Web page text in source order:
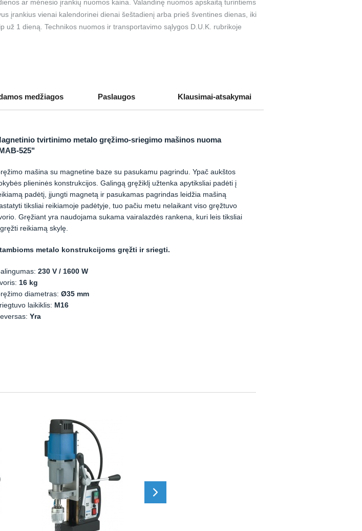
ar mėnesio įrankių nuomos kaina. Valandinę nuomos apskaitą turintiems
įrankius vienai kalendorinei dienai šeštadienį arba prieš šventines dienas, iki
1 dieną. Technikos nuomos ir transportavimo sąlygos D.U.K. rubrikoje
medžiagos Paslaugos Klausimai-atsakymai
tvirtinimo metalo gręžimo-sriegimo mašinos nuoma
525"
mašina su magnetine baze su pasukamu pagrindu. Ypač aukštos
plieninės konstrukcijos. Galingą gręžiklį užtenka apytiksliai padėti į
padėtį, įjungti magnetą ir pasukamas pagrindas leidžia mašiną
tiksliai reikiamoje padėtyje, tuo pačiu metu nelaikant viso gręžtuvo
Gręžiant yra naudojama sukama vairalazdės rankena, kuri leis tiksliai
reikiamą skylę.
metalo konstrukcijoms gręžti ir sriegti.
230 V / 1600 W
16 kg
diametras: Ø35 mm
laikiklis: M16
Yra